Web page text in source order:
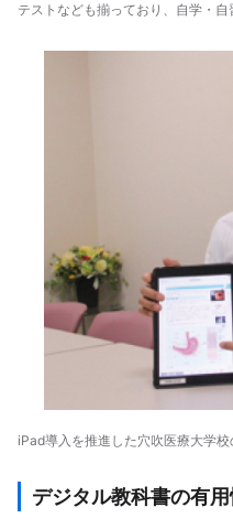
テストなども揃っており、自学・自
iPad導入を推進した穴吹医療大学校
デジタル教科書の有